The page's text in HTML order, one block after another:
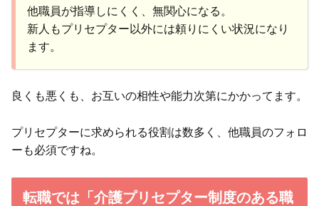
他職員が指導しにくく、無関心になる。
新人もプリセプター以外には頼りにくい状況になり
ます。
良くも悪くも、お互いの相性や能力次第にかかってます。
プリセプターに求められる役割は数多く、他職員のフォロ
ーも必須ですね。
転職では「介護プリセプター制度のある職